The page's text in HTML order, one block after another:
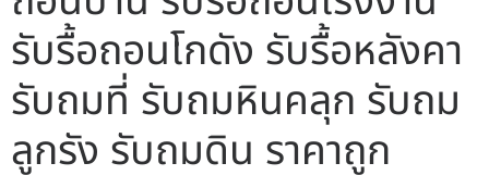
รับรื้อถอนโกดัง รับรื้อหลังคา
รับถมที่ รับถมหินคลุก รับถม
ลูกรัง รับถมดิน ราคาถูก